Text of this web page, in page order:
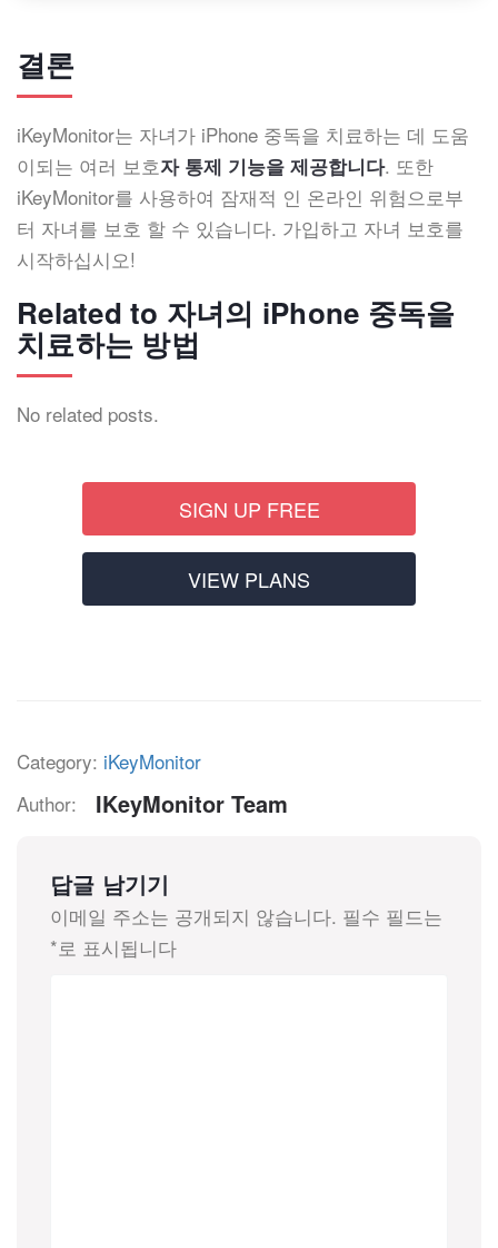
결론
iKeyMonitor는 자녀가 iPhone 중독을 치료하는 데 도움
이되는 여러 보호자 통제 기능을 제공합니다. 또한
iKeyMonitor를 사용하여 잠재적 인 온라인 위험으로부
터 자녀를 보호 할 수 있습니다. 가입하고 자녀 보호를
시작하십시오!
Related to 자녀의 iPhone 중독을
치료하는 방법
No related posts.
SIGN UP FREE
VIEW PLANS
Category: iKeyMonitor
Author:
IKeyMonitor Team
답글 남기기
이메일 주소는 공개되지 않습니다. 필수 필드는
*로 표시됩니다